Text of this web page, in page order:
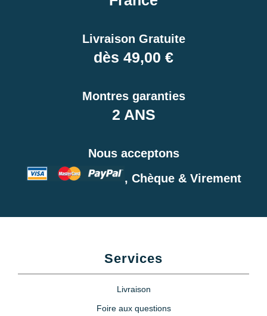
Livraison Gratuite
dès 49,00 €
Montres garanties
2 ANS
Nous acceptons
, Chèque & Virement
Services
Livraison
Foire aux questions